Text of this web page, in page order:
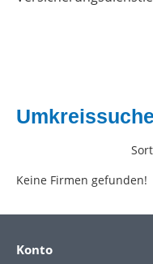
Keine Firmen gefunden!
Konto